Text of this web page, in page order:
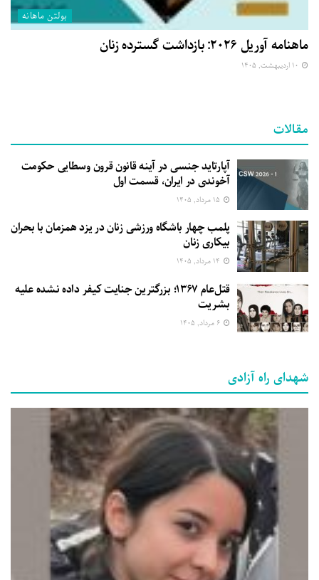
بولتن ماهانه
ماهنامه آوریل ۲۰۲۶: بازداشت گسترده زنان
مقالات
آپارتاید جنسی در آینه قانون قرون وسطایی حکومت
آخوندی در ایران، قسمت اول
پلمب چهار باشگاه ورزشی زنان در یزد همزمان با بحران
بیکاری زنان
قتل‌عام ۱۳۶۷؛ بزرگترین جنایت کیفر داده نشده علیه
بشریت
شهدای راه آزادی